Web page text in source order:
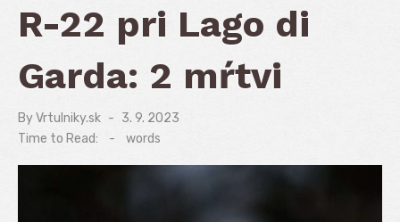
R-22 pri Lago di
Garda: 2 mŕtvi
ByVrtulniky.sk
Posted
on
3. 9. 2023
Time to Read:
- words